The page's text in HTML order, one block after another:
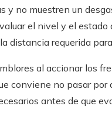
y no muestren un
el nivel y el
distancia requerida
al accionar los
conviene no pasar
antes de que